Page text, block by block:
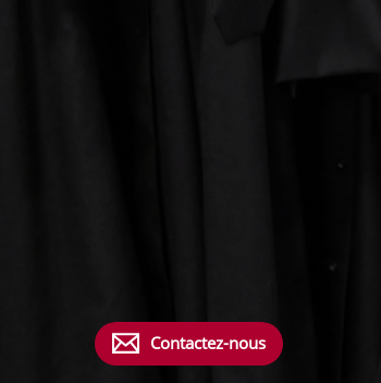
Contactez-nous